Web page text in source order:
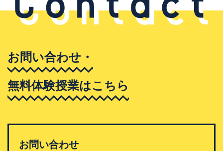
お問い合わせ・
無料体験授業はこちら
お問い合わせ